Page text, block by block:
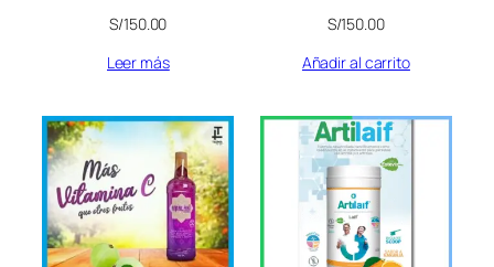
S/150.00
Leer más
S/150.00
Añadir al carrito